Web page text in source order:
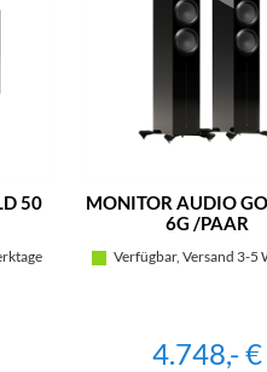
50
MONITOR AUDIO
6G /PAAR
Verfügbar, Versand 3-5
4.748,- €